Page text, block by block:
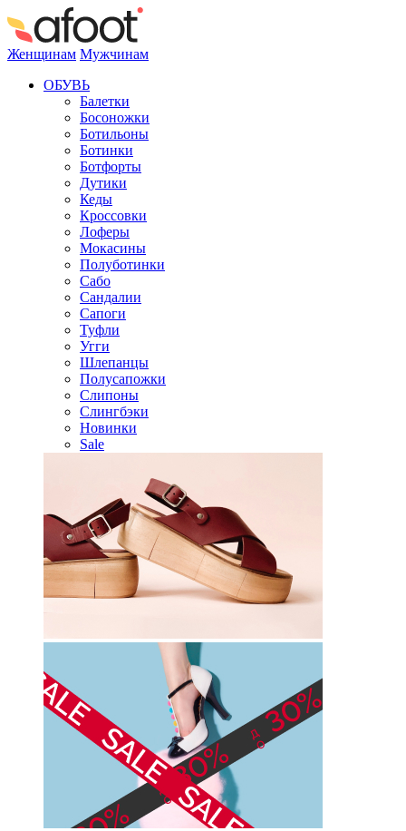
Женщинам Мужчинам
ОБУВЬ
Балетки
Босоножки
Ботильоны
Ботинки
Ботфорты
Дутики
Кеды
Кроссовки
Лоферы
Мокасины
Полуботинки
Сабо
Сандалии
Сапоги
Туфли
Угги
Шлепанцы
Полусапожки
Слипоны
Слингбэки
Новинки
Sale